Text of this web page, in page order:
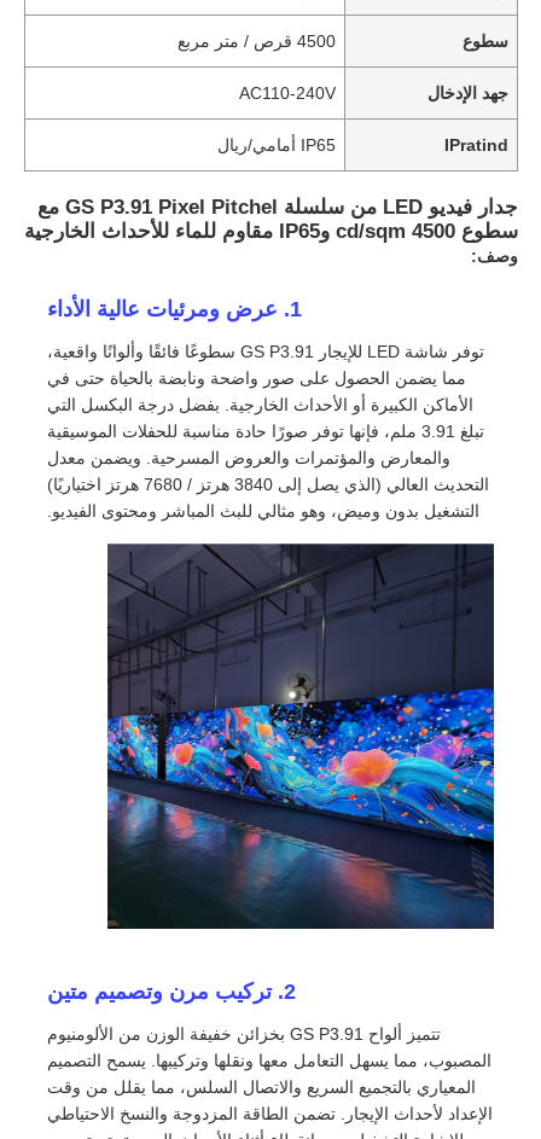
منتجات
فيديوهات
سطوع 4500 قرص / متر مربع
جهد الإدخال AC110-240V
IPratind IP65 أمامي/ريال
جدار فيديو LED من سلسلة GS P3.91 Pixel Pitchel مع
سطوع 4500 cd/sqm وIP65 مقاوم للماء للأحداث الخارجية
وصف:
1. عرض ومرئيات عالية الأداء
توفر شاشة LED للإيجار GS P3.91 سطوعًا فائقًا وألوانًا واقعية،
مما يضمن الحصول على صور واضحة ونابضة بالحياة حتى في
الأماكن الكبيرة أو الأحداث الخارجية. بفضل درجة البكسل التي
تبلغ 3.91 ملم، فإنها توفر صورًا حادة مناسبة للحفلات الموسيقية
والمعارض والمؤتمرات والعروض المسرحية. ويضمن معدل
التحديث العالي (الذي يصل إلى 3840 هرتز / 7680 هرتز اختياريًا)
التشغيل بدون وميض، وهو مثالي للبث المباشر ومحتوى الفيديو.
2. تركيب مرن وتصميم متين
تتميز ألواح GS P3.91 بخزائن خفيفة الوزن من الألومنيوم
المصبوب، مما يسهل التعامل معها ونقلها وتركيبها. يسمح التصميم
المعياري بالتجميع السريع والاتصال السلس، مما يقلل من وقت
الإعداد لأحداث الإيجار. تضمن الطاقة المزدوجة والنسخ الاحتياطي